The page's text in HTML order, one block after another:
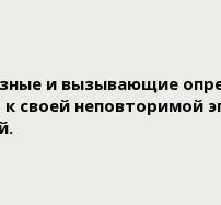
и вызывающие
своей неповторимой